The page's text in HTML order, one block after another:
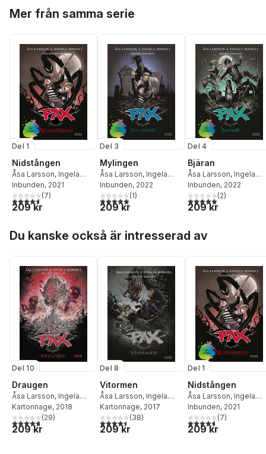
Mer från samma serie
Del 1
Nidstången
Åsa Larsson, Ingela
Korsell
Inbunden, 2021
4,6utav 5 stjärnor. Totalt antal röster:
(7)
209 kr
Del 3
Mylingen
Åsa Larsson, Ingela
Korsell
Inbunden, 2022
5,0utav 5 stjärnor. Totalt antal röster:
(1)
209 kr
Del 4
Bjäran
Åsa Larsson, Ingela
Korsell
Inbunden, 2022
5,0utav 5 stjärnor.
(2)
209 kr
Du kanske också är intresserad av
Del 10
Draugen
Åsa Larsson, Ingela
Korsell
Kartonnage, 2018
4,7utav 5 stjärnor. Totalt antal röster:
(29)
209 kr
Del 8
Vitormen
Åsa Larsson, Ingela
Korsell
Kartonnage, 2017
4,5utav 5 stjärnor. Totalt antal röster:
(38)
209 kr
Del 1
Nidstången
Åsa Larsson, Ingela
Korsell
Inbunden, 2021
4,6utav 5 stjärnor.
(7)
209 kr